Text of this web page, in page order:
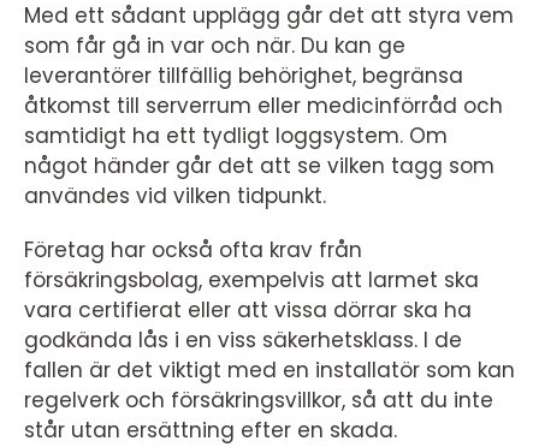
Med ett sådant upplägg går det att styra vem
som får gå in var och när. Du kan ge
leverantörer tillfällig behörighet, begränsa
åtkomst till serverrum eller medicinförråd och
samtidigt ha ett tydligt loggsystem. Om
något händer går det att se vilken tagg som
användes vid vilken tidpunkt.
Företag har också ofta krav från
försäkringsbolag, exempelvis att larmet ska
vara certifierat eller att vissa dörrar ska ha
godkända lås i en viss säkerhetsklass. I de
fallen är det viktigt med en installatör som kan
regelverk och försäkringsvillkor, så att du inte
står utan ersättning efter en skada.